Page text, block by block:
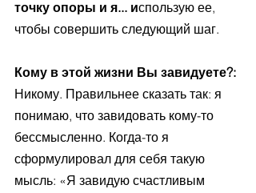
точку опоры и я... использую ее,
чтобы совершить следующий шаг.
Кому в этой жизни Вы завидуете?:
Никому. Правильнее сказать так: я
понимаю, что завидовать кому-то
бессмысленно. Когда-то я
сформулировал для себя такую
мысль: «Я завидую счастливым